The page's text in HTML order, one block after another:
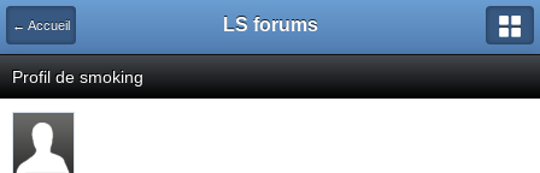
← Accueil LS forums
Profil de smoking